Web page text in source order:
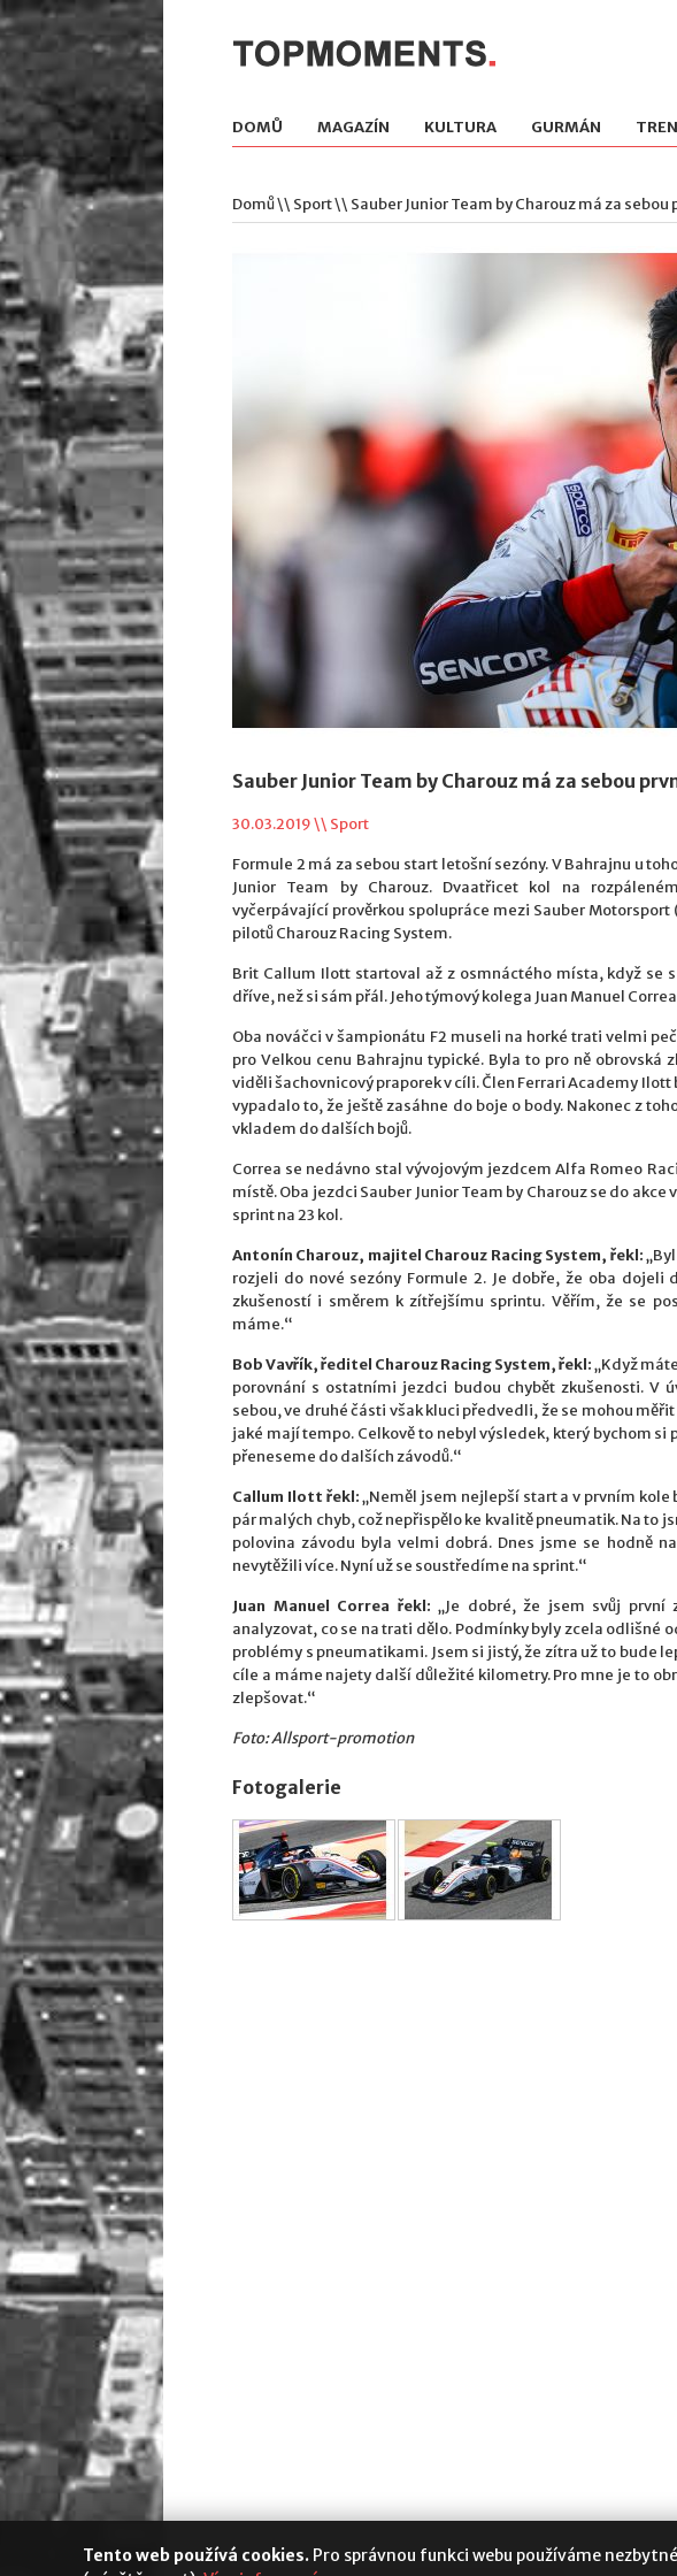
DOMŮ MAGAZÍN KULTURA GURMÁN
Domů\\ Sport\\ Sauber Junior Team by Charouz má za sebou
Sauber Junior Team by Charouz má za sebou
30.03.2019 \\ Sport
Formule 2 má za sebou start letošní sezóny. V Bahrajnu u
Junior Team by Charouz. Dvaatřicet kol na
vyčerpávající prověrkou spolupráce mezi Sauber Motorsport
pilotů Charouz Racing System.
Brit Callum Ilott startoval až z osmnáctého místa, když se
dříve, než si sám přál. Jeho týmový kolega Juan Manuel
Oba nováčci v šampionátu F2 museli na horké trati velmi
pro Velkou cenu Bahrajnu typické. Byla to pro ně obrovská
viděli šachovnicový praporek v cíli. Člen Ferrari Academy Ilott
vypadalo to, že ještě zasáhne do boje o body. Nakonec z
vkladem do dalších bojů.
Correa se nedávno stal vývojovým jezdcem Alfa Romeo
místě. Oba jezdci Sauber Junior Team by Charouz se do
sprint na 23 kol.
Antonín Charouz, majitel Charouz Racing System, řekl:
rozjeli do nové sezóny Formule 2. Je dobře, že oba dojeli
zkušeností i směrem k zítřejšímu sprintu. Věřím, že se
máme.“
Bob Vavřík, ředitel Charouz Racing System, řekl:„Když
porovnání s ostatními jezdci budou chybět zkušenosti. V
sebou, ve druhé části však kluci předvedli, že se mohou
jaké mají tempo. Celkově to nebyl výsledek, který bychom
přeneseme do dalších závodů.“
Callum Ilott řekl:„Neměl jsem nejlepší start a v prvním kole
pár malých chyb, což nepřispělo ke kvalitě pneumatik. Na to
polovina závodu byla velmi dobrá. Dnes jsme se hodně
nevytěžili více. Nyní už se soustředíme na sprint.“
Juan Manuel Correa řekl:„Je dobré, že jsem svůj první
analyzovat, co se na trati dělo. Podmínky byly zcela odlišné
problémy s pneumatikami. Jsem si jistý, že zítra už to bude
cíle a máme najety další důležité kilometry. Pro mne je to
zlepšovat.“
Foto: Allsport-promotion
Fotogalerie
Tento web používá cookies. Pro správnou funkci webu používáme